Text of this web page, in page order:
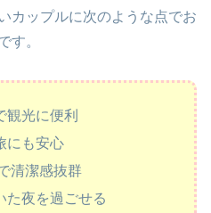
カップルに次のような点でお
す。
観光に便利
にも安心
清潔感抜群
た夜を過ごせる